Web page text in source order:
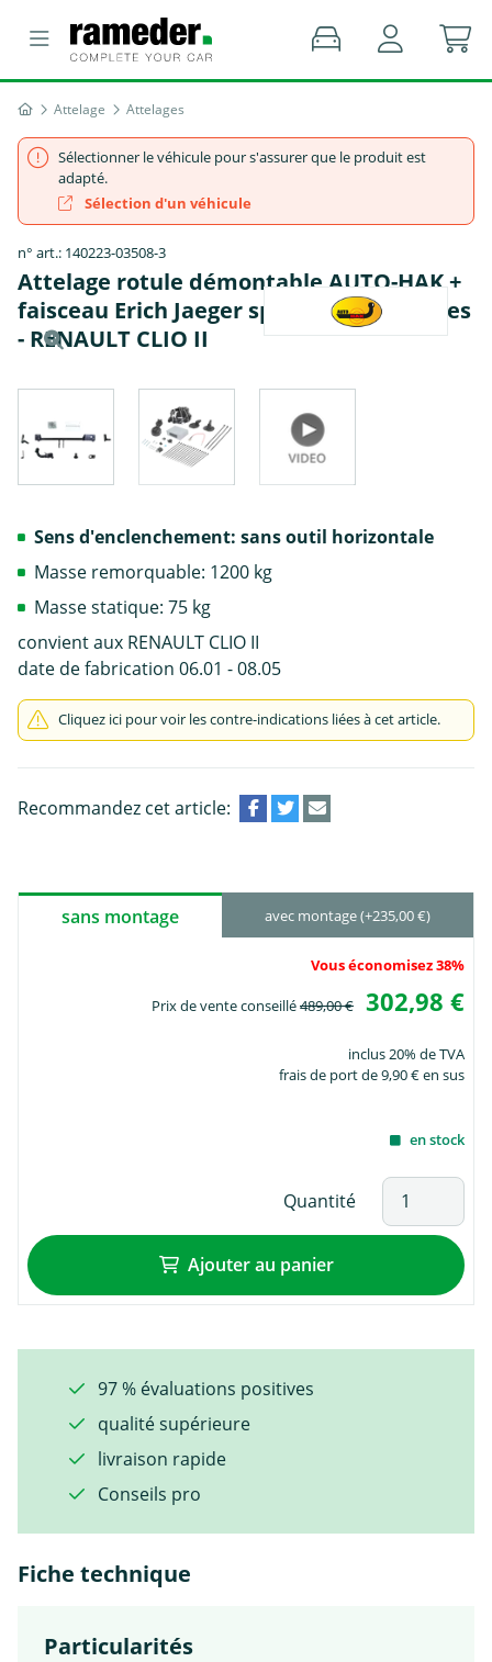
Attelage Attelages
Sélectionner le véhicule pour s'assurer que le produit est
adapté.
Sélection d'un véhicule
n° art.: 140223-03508-3
Attelage rotule démontable AUTO-HAK +
faisceau Erich Jaeger spécifique 7 broches
- RENAULT CLIO II
Sens d'enclenchement: sans outil horizontale
Masse remorquable: 1200 kg
Masse statique: 75 kg
convient aux RENAULT CLIO II
date de fabrication 06.01 - 08.05
Cliquez ici pour voir les contre-indications liées à cet article.
Recommandez cet article:
sans montage avec montage (+235,00 €)
Vous économisez 38%
Prix de vente conseillé489,00 € 302,98 €
inclus 20% de TVA
frais de port de 9,90 € en sus
en stock
Quantité
Ajouter au panier
97 % évaluations positives
qualité supérieure
livraison rapide
Conseils pro
Fiche technique
Particularités